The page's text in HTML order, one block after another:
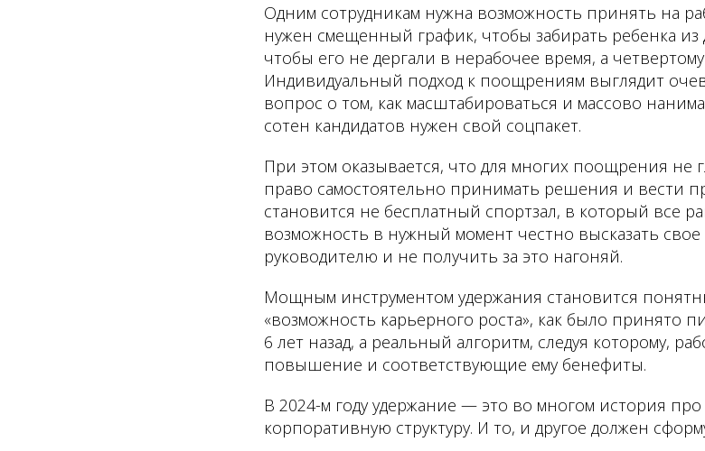
Одним сотрудникам нужна возможность принять на
нужен смещенный график, чтобы забирать ребенка из
чтобы его не дергали в нерабочее время, а
Индивидуальный подход к поощрениям выглядит
вопрос о том, как масштабироваться и массово
сотен кандидатов нужен свой соцпакет.
При этом оказывается, что для многих поощрения не
право самостоятельно принимать решения и вести
становится не бесплатный спортзал, в который все
возможность в нужный момент честно высказать
руководителю и не получить за это нагоняй.
Мощным инструментом удержания становится
«возможность карьерного роста», как было принято
6 лет назад, а реальный алгоритм, следуя которому,
повышение и соответствующие ему бенефиты.
В 2024-м году удержание — это во многом история
корпоративную структуру. И то, и другое должен